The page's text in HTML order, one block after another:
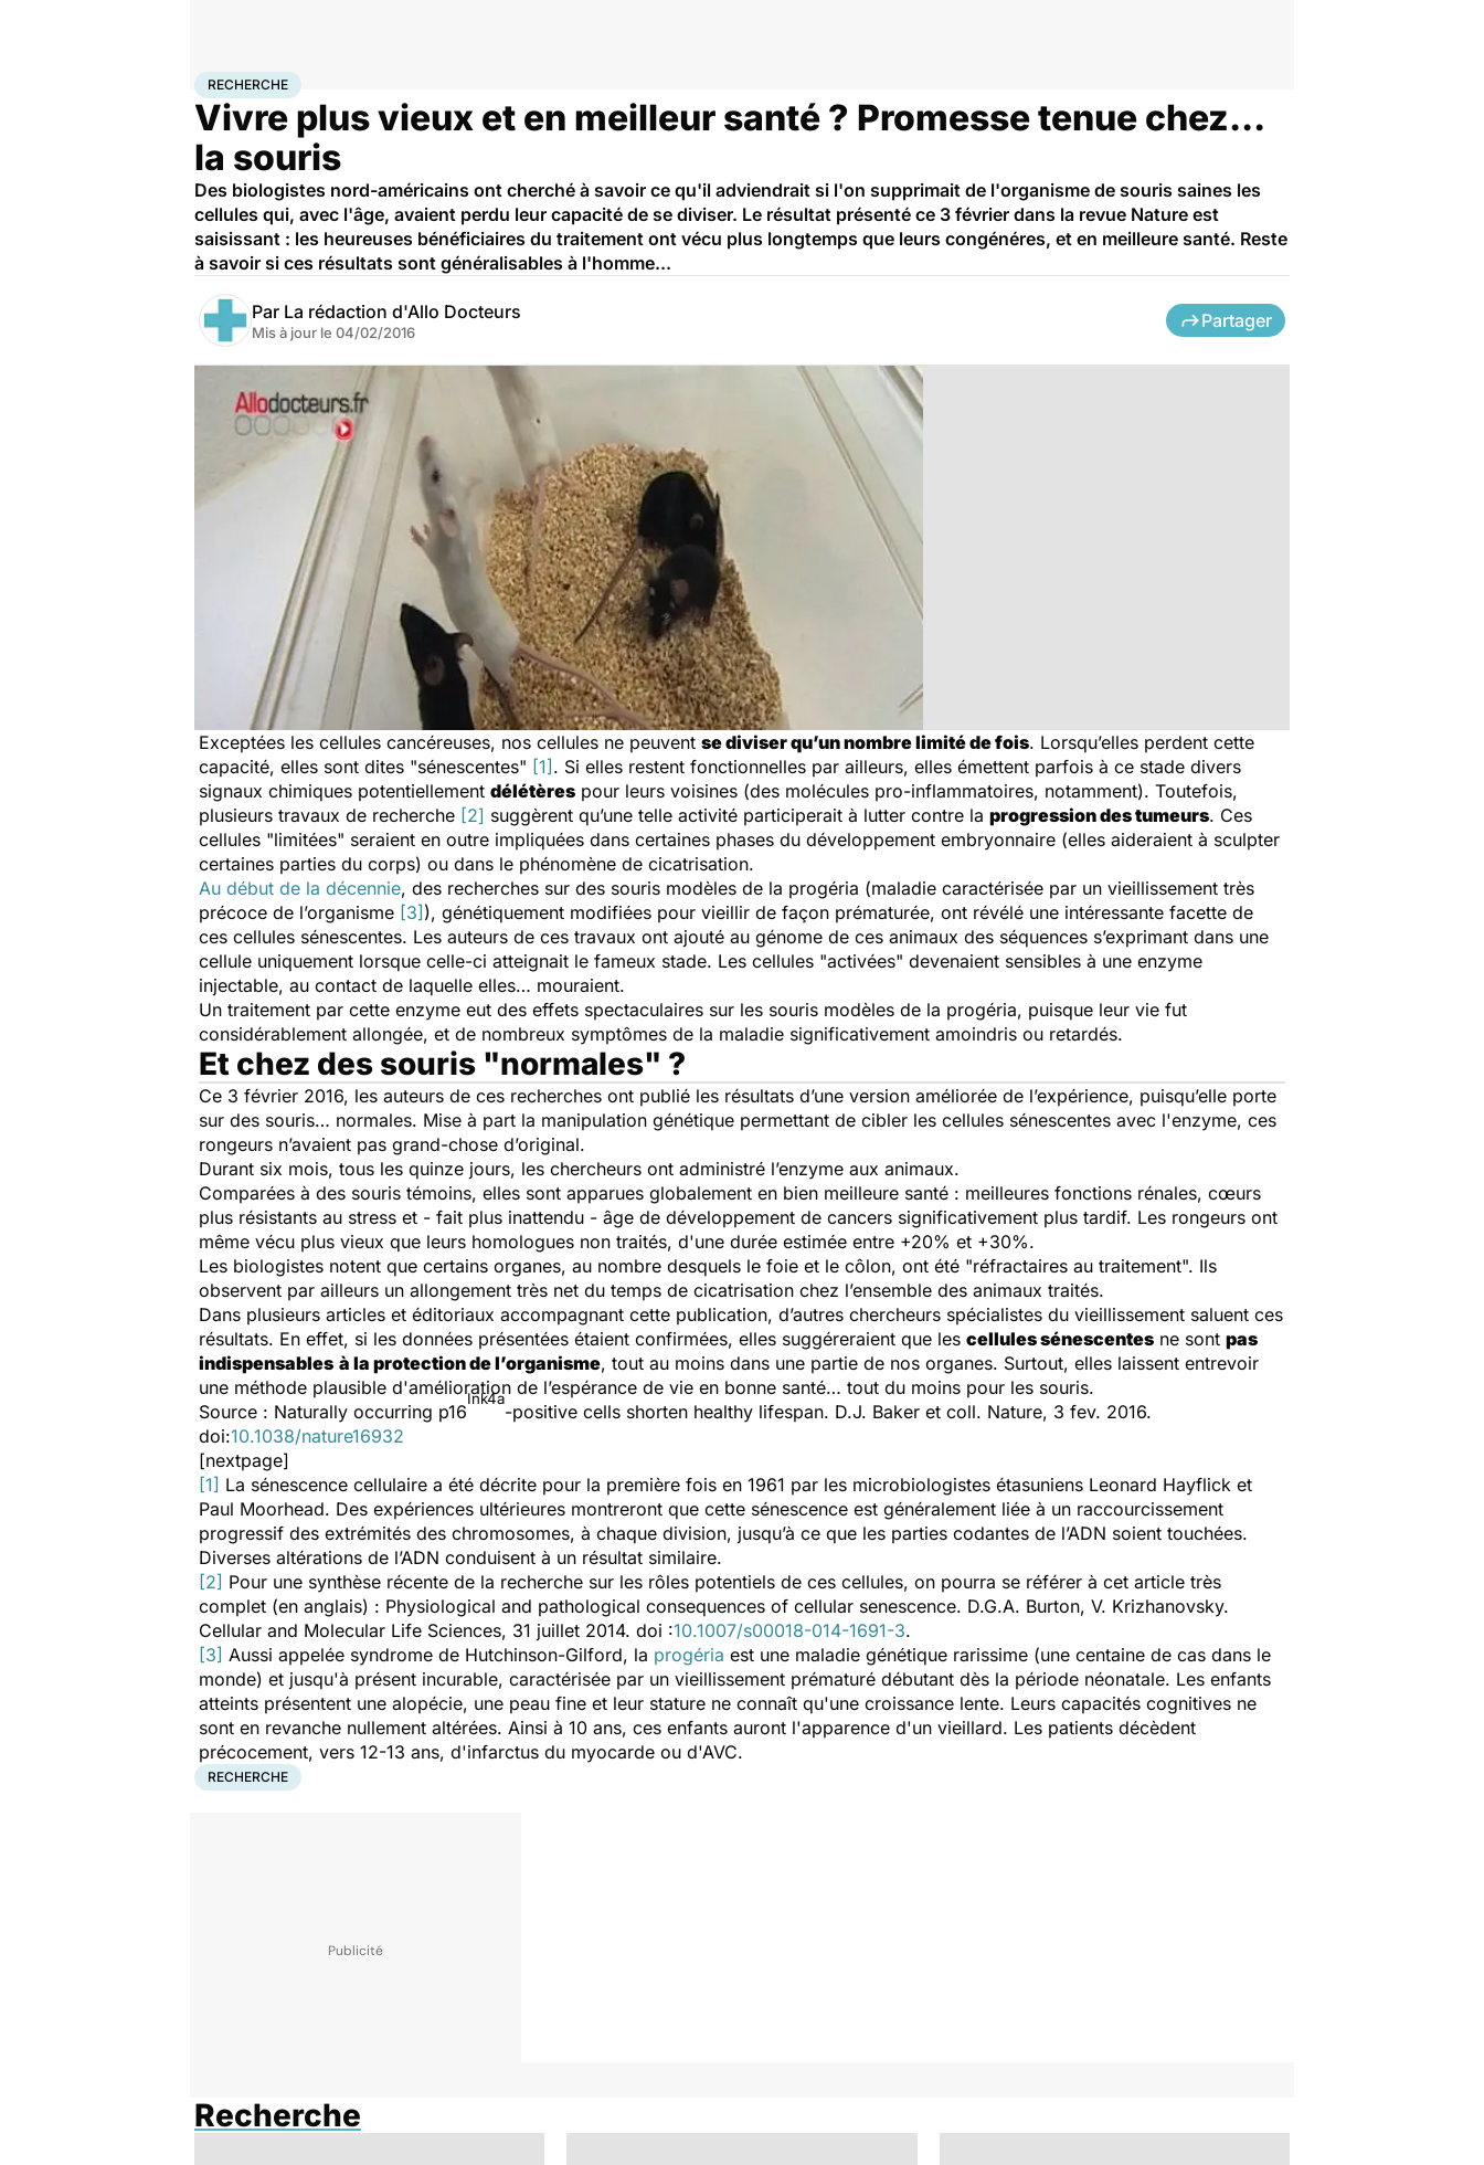
AccueilSantéMaladies
RECHERCHE
Vivre plus vieux et en meilleur santé ? Promesse tenue chez...
la souris
Des biologistes nord-américains ont cherché à savoir ce qu'il adviendrait si l'on supprimait de l'organisme de souris saines les
cellules qui, avec l'âge, avaient perdu leur capacité de se diviser. Le résultat présenté ce 3 février dans la revue Nature est
saisissant : les heureuses bénéficiaires du traitement ont vécu plus longtemps que leurs congénéres, et en meilleure santé. Reste
à savoir si ces résultats sont généralisables à l'homme...
Par La rédaction d'Allo Docteurs
Mis à jour le 04/02/2016
Partager
Exceptées les cellules cancéreuses, nos cellules ne peuvent se diviser qu’un nombre limité de fois. Lorsqu’elles perdent cette
capacité, elles sont dites "sénescentes" [1] . Si elles restent fonctionnelles par ailleurs, elles émettent parfois à ce stade divers
signaux chimiques potentiellement délétères pour leurs voisines (des molécules pro-inflammatoires, notamment). Toutefois,
plusieurs travaux de recherche [2] suggèrent qu’une telle activité participerait à lutter contre la progression des tumeurs. Ces
cellules "limitées" seraient en outre impliquées dans certaines phases du développement embryonnaire (elles aideraient à sculpter
certaines parties du corps) ou dans le phénomène de cicatrisation.
Au début de la décennie, des recherches sur des souris modèles de la progéria (maladie caractérisée par un vieillissement très
précoce de l’organisme [3] ), génétiquement modifiées pour vieillir de façon prématurée, ont révélé une intéressante facette de
ces cellules sénescentes. Les auteurs de ces travaux ont ajouté au génome de ces animaux des séquences s’exprimant dans une
cellule uniquement lorsque celle-ci atteignait le fameux stade. Les cellules "activées" devenaient sensibles à une enzyme
injectable, au contact de laquelle elles… mouraient.
Un traitement par cette enzyme eut des effets spectaculaires sur les souris modèles de la progéria, puisque leur vie fut
considérablement allongée, et de nombreux symptômes de la maladie significativement amoindris ou retardés.
Et chez des souris "normales" ?
Ce 3 février 2016, les auteurs de ces recherches ont publié les résultats d’une version améliorée de l’expérience, puisqu’elle porte
sur des souris… normales. Mise à part la manipulation génétique permettant de cibler les cellules sénescentes avec l'enzyme, ces
rongeurs n’avaient pas grand-chose d’original.
Durant six mois, tous les quinze jours, les chercheurs ont administré l’enzyme aux animaux.
Comparées à des souris témoins, elles sont apparues globalement en bien meilleure santé : meilleures fonctions rénales, cœurs
plus résistants au stress et - fait plus inattendu - âge de développement de cancers significativement plus tardif. Les rongeurs ont
même vécu plus vieux que leurs homologues non traités, d'une durée estimée entre +20% et +30%.
Les biologistes notent que certains organes, au nombre desquels le foie et le côlon, ont été "réfractaires au traitement". Ils
observent par ailleurs un allongement très net du temps de cicatrisation chez l’ensemble des animaux traités.
Dans plusieurs articles et éditoriaux accompagnant cette publication, d’autres chercheurs spécialistes du vieillissement saluent ces
résultats. En effet, si les données présentées étaient confirmées, elles suggéreraient que les cellules sénescentes ne sont pas
indispensables à la protection de l’organisme, tout au moins dans une partie de nos organes. Surtout, elles laissent entrevoir
une méthode plausible d'amélioration de l’espérance de vie en bonne santé… tout du moins pour les souris.
Source : Naturally occurring p16
Ink4a
-positive cells shorten healthy lifespan. D.J. Baker et coll. Nature, 3 fev. 2016.
doi:10.1038/nature16932
[nextpage]
[1] La sénescence cellulaire a été décrite pour la première fois en 1961 par les microbiologistes étasuniens Leonard Hayflick et
Paul Moorhead. Des expériences ultérieures montreront que cette sénescence est généralement liée à un raccourcissement
progressif des extrémités des chromosomes, à chaque division, jusqu’à ce que les parties codantes de l’ADN soient touchées.
Diverses altérations de l’ADN conduisent à un résultat similaire.
[2] Pour une synthèse récente de la recherche sur les rôles potentiels de ces cellules, on pourra se référer à cet article très
complet (en anglais) : Physiological and pathological consequences of cellular senescence. D.G.A. Burton, V. Krizhanovsky.
Cellular and Molecular Life Sciences, 31 juillet 2014. doi :10.1007/s00018-014-1691-3.
[3] Aussi appelée syndrome de Hutchinson-Gilford, la progéria est une maladie génétique rarissime (une centaine de cas dans le
monde) et jusqu'à présent incurable, caractérisée par un vieillissement prématuré débutant dès la période néonatale. Les enfants
atteints présentent une alopécie, une peau fine et leur stature ne connaît qu'une croissance lente. Leurs capacités cognitives ne
sont en revanche nullement altérées. Ainsi à 10 ans, ces enfants auront l'apparence d'un vieillard. Les patients décèdent
précocement, vers 12-13 ans, d'infarctus du myocarde ou d'AVC.
RECHERCHE
Recherche